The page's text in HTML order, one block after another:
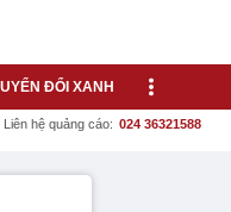
ĐỔI XANH
Liên hệ quảng cáo: 024 36321588